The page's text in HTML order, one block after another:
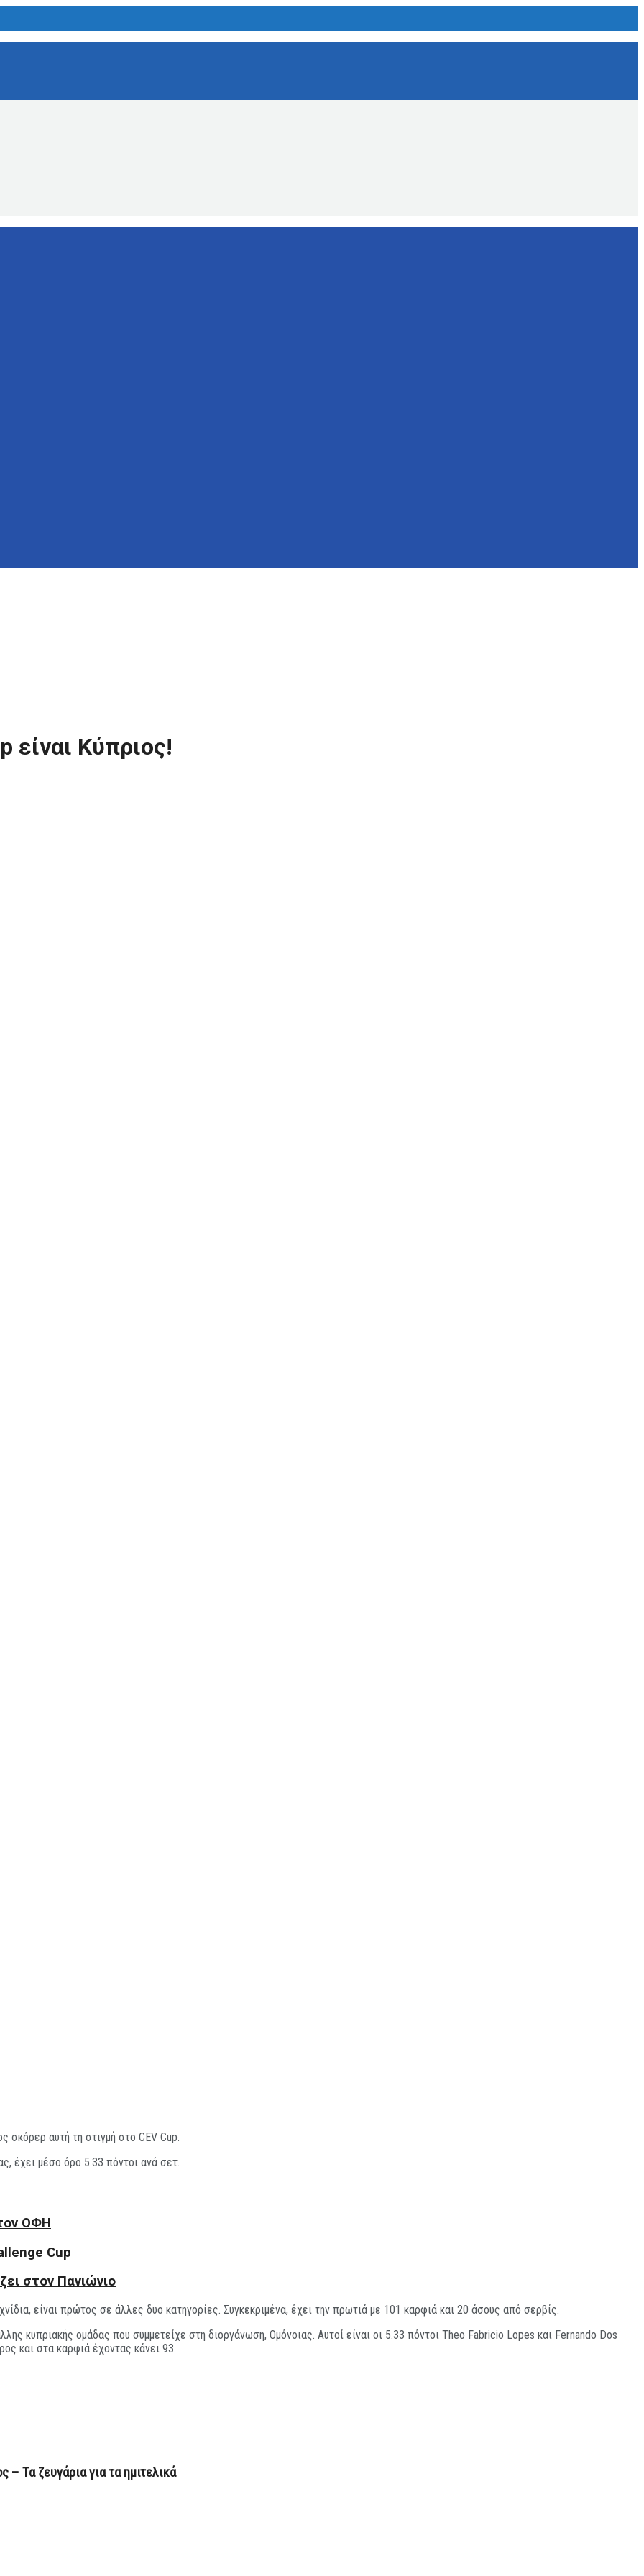
είναι Κύπριος!
αυτή τη στιγμή στο CEV Cup.
έχει μέσο όρο 5.33 πόντοι ανά σετ.
ΟΦΗ
Cup
στον Πανιώνιο
είναι πρώτος σε άλλες δυο κατηγορίες. Συγκεκριμένα, έχει την πρωτιά με 101 καρφιά και 20 άσους από σερβίς.
κυπριακής ομάδας που συμμετείχε στη διοργάνωση, Ομόνοιας. Αυτοί είναι οι 5.33 πόντοι Theo Fabricio Lοpes και Fernando Dοs
και στα καρφιά έχοντας κάνει 93.
Τα ζευγάρια για τα ημιτελικά